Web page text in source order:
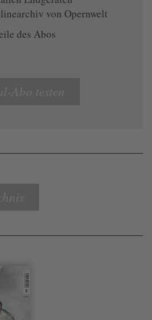
von Opernwelt
des Abos
Abo testen